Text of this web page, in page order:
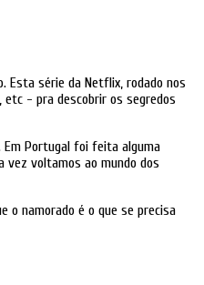
Esta série da Netflix, rodado nos
etc - pra descobrir os segredos
Em Portugal foi feita alguma
vez voltamos ao mundo dos
o namorado é o que se precisa